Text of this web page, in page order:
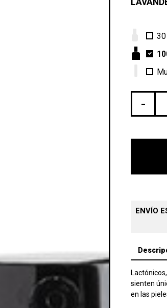
-
ENVÍO
sienten
en las